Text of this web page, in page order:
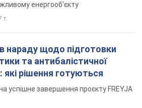
енергооб'єкту
т.
нараду щодо підготовки
які рішення готуються
успішне завершення проєкту FREYJA